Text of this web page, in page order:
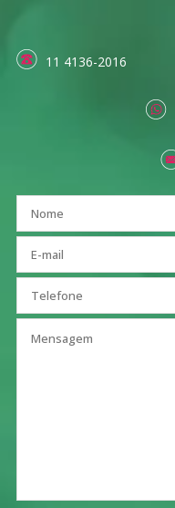
11 4136-2016